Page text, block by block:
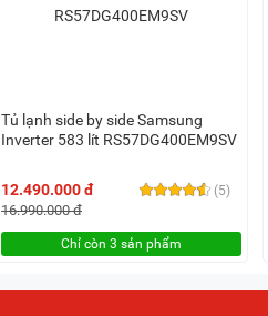
Tủ lạnh side by side Samsung
Inverter 583 lít RS57DG400EM9SV
(5)
12.490.000 đ
16.990.000 đ
Chỉ còn 3 sản phẩm